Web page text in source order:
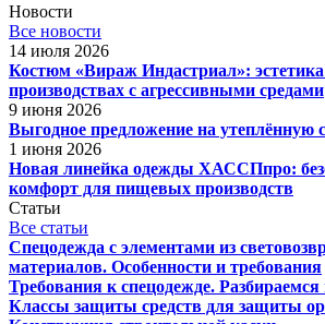
Новости
Все новости
14 июля 2026
Костюм «Вираж Индастриал»: эстетика
производствах с агрессивными средами
9 июня 2026
Выгодное предложение на утеплённую
1 июня 2026
Новая линейка одежды ХАССПпро:
комфорт для пищевых производств
Статьи
Все статьи
Спецодежда с элементами из
материалов. Особенности и требования
Требования к спецодежде.
Классы защиты средств для защиты